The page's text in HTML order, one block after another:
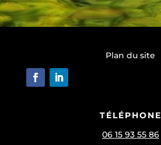
Plan du site
TÉLÉPHONE
06 15 93 55 86